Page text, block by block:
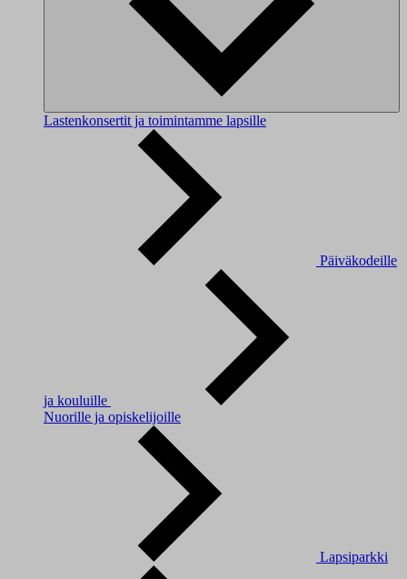
Lastenkonsertit ja toimintamme lapsille
Päiväkodeille
ja kouluille
Nuorille ja opiskelijoille
Lapsiparkki